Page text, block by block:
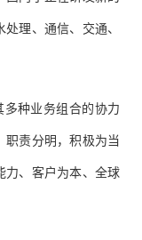
理、通信、交通、
种业务组合的协力
职责分明，积极为当
力、客户为本、全球